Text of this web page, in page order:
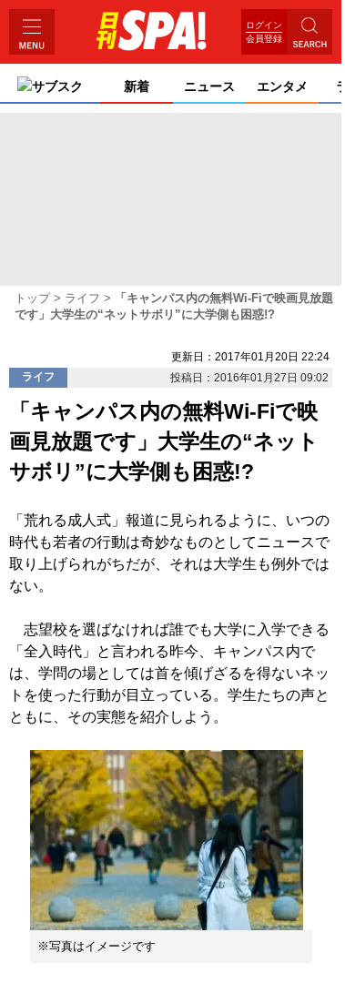
ログイン
会員登録
サブスク 新着 ニュース エンタメ
トップ ライフ
「キャンパス内の無料Wi-Fiで映画見放題
です」大学生の“ネットサボリ”に大学側も困惑!?
更新日：2017年01月20日 22:24
ライフ
投稿日：2016年01月27日 09:02
「キャンパス内の無料Wi-Fiで映
画見放題です」大学生の“ネット
サボリ”に大学側も困惑!?
「荒れる成人式」報道に見られるように、いつの
時代も若者の行動は奇妙なものとしてニュースで
取り上げられがちだが、それは大学生も例外では
ない。
志望校を選ばなければ誰でも大学に入学できる
「全入時代」と言われる昨今、キャンパス内で
は、学問の場としては首を傾げざるを得ないネッ
トを使った行動が目立っている。学生たちの声と
ともに、その実態を紹介しよう。
※写真はイメージです